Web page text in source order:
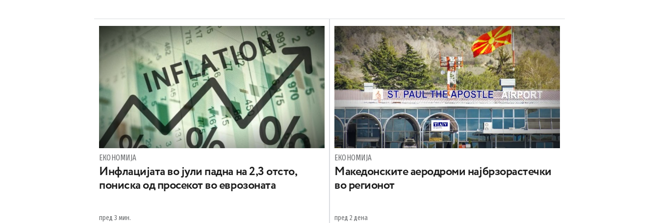
ЕКОНОМИЈА
Инфлацијата во јули падна на 2,3 отсто,
пониска од просекот во еврозоната
пред 3 мин.
ЕКОНОМИЈА
Maкедонските аеродроми најбрзорастечки
во регионот
пред 2 дена